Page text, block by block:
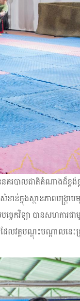
នគរបាលជាតិតំណាងដ៏ខ្ពង់
ក្នុងស្ថានភាពបង្ក្រាប
ច្ចេកវិទ្យា បានសហការជ
ែលវគ្គបណ្ដុះបណ្ដាលនេះ